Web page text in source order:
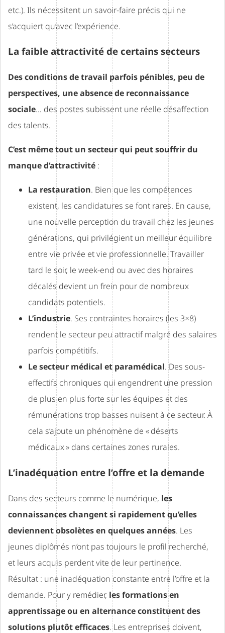
etc.). Ils nécessitent un savoir-faire précis qui ne
s’acquiert qu’avec l’expérience.
La faible attractivité de certains secteurs
Des conditions de travail parfois pénibles, peu de
perspectives, une absence de reconnaissance
sociale… des postes subissent une réelle désaffection
des talents.
C’est même tout un secteur qui peut souffrir du
manque d’attractivité :
La restauration. Bien que les compétences
existent, les candidatures se font rares. En cause,
une nouvelle perception du travail chez les jeunes
générations, qui privilégient un meilleur équilibre
entre vie privée et vie professionnelle. Travailler
tard le soir, le week-end ou avec des horaires
décalés devient un frein pour de nombreux
candidats potentiels.
L’industrie. Ses contraintes horaires (les 3×8)
rendent le secteur peu attractif malgré des salaires
parfois compétitifs.
Le secteur médical et paramédical. Des sous-
effectifs chroniques qui engendrent une pression
de plus en plus forte sur les équipes et des
rémunérations trop basses nuisent à ce secteur. À
cela s’ajoute un phénomène de « déserts
médicaux » dans certaines zones rurales.
L’inadéquation entre l’offre et la demande
Dans des secteurs comme le numérique, les
connaissances changent si rapidement qu’elles
deviennent obsolètes en quelques années. Les
jeunes diplômés n’ont pas toujours le profil recherché,
et leurs acquis perdent vite de leur pertinence.
Résultat : une inadéquation constante entre l’offre et la
demande. Pour y remédier, les formations en
apprentissage ou en alternance constituent des
solutions plutôt efficaces. Les entreprises doivent,